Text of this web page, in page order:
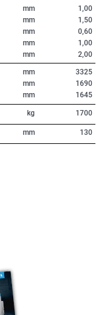
mm
mm
mm
mm
mm
1,00
1,50
0,60
1,00
2,00
mm
mm
mm
3325
1690
1645
kg 1700
mm 130